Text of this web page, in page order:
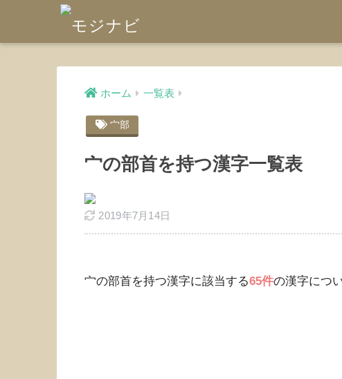
ホーム 一覧表
宀部
宀の部首を持つ漢字一覧表
2019年7月14日
宀の部首を持つ漢字に該当する65件の漢字につ